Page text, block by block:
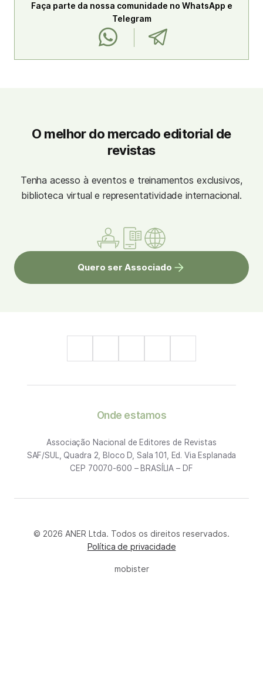
Faça parte da nossa comunidade no WhatsApp e
Telegram
O melhor do mercado editorial de
revistas
Tenha acesso à eventos e treinamentos exclusivos,
biblioteca virtual e representatividade internacional.
Quero ser Associado
Onde estamos
Associação Nacional de Editores de Revistas
SAF/SUL, Quadra 2, Bloco D, Sala 101, Ed. Via Esplanada
CEP 70070-600 – BRASÍLIA – DF
© 2026 ANER Ltda. Todos os direitos reservados.
Política de privacidade
mobister